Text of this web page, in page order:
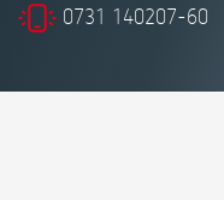
0731 140207-60